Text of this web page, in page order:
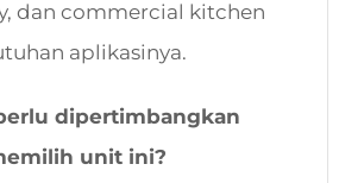
dan commercial kitchen
aplikasinya.
dipertimbangkan
unit ini?